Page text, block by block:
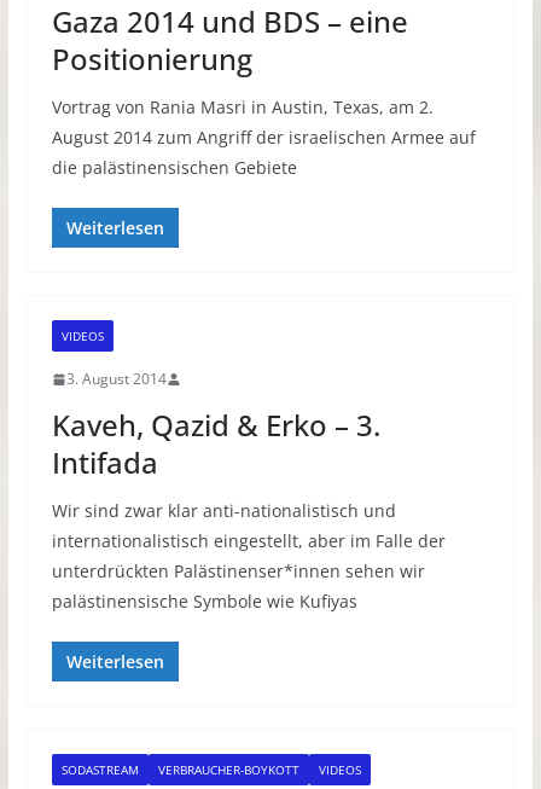
Gaza 2014 und BDS – eine
Positionierung
Vortrag von Rania Masri in Austin, Texas, am 2.
August 2014 zum Angriff der israelischen Armee auf
die palästinensischen Gebiete
Weiterlesen
VIDEOS
3. August 2014
Kaveh, Qazid & Erko – 3.
Intifada
Wir sind zwar klar anti-nationalistisch und
internationalistisch eingestellt, aber im Falle der
unterdrückten Palästinenser*innen sehen wir
palästinensische Symbole wie Kufiyas
Weiterlesen
SODASTREAM VERBRAUCHER-BOYKOTT VIDEOS